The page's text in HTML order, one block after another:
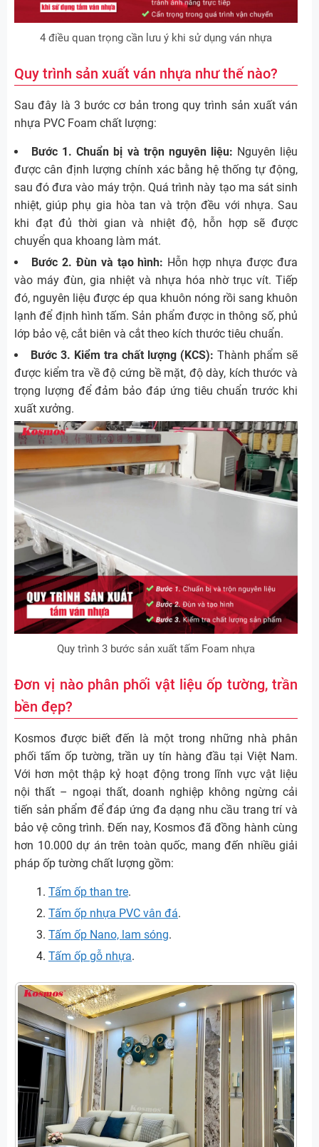
4 điều quan trọng cần lưu ý khi sử dụng ván nhựa
Quy trình sản xuất ván nhựa như thế nào?
Sau đây là 3 bước cơ bản trong quy trình sản xuất ván
nhựa PVC Foam chất lượng:
Bước 1. Chuẩn bị và trộn nguyên liệu: Nguyên liệu
được cân định lượng chính xác bằng hệ thống tự động,
sau đó đưa vào máy trộn. Quá trình này tạo ma sát sinh
nhiệt, giúp phụ gia hòa tan và trộn đều với nhựa. Sau
khi đạt đủ thời gian và nhiệt độ, hỗn hợp sẽ được
chuyển qua khoang làm mát.
Bước 2. Đùn và tạo hình: Hỗn hợp nhựa được đưa
vào máy đùn, gia nhiệt và nhựa hóa nhờ trục vít. Tiếp
đó, nguyên liệu được ép qua khuôn nóng rồi sang khuôn
lạnh để định hình tấm. Sản phẩm được in thông số, phủ
lớp bảo vệ, cắt biên và cắt theo kích thước tiêu chuẩn.
Bước 3. Kiểm tra chất lượng (KCS): Thành phẩm sẽ
được kiểm tra về độ cứng bề mặt, độ dày, kích thước và
trọng lượng để đảm bảo đáp ứng tiêu chuẩn trước khi
xuất xưởng.
Quy trình 3 bước sản xuất tấm Foam nhựa
Đơn vị nào phân phối vật liệu ốp tường, trần
bền đẹp?
Kosmos được biết đến là một trong những nhà phân
phối tấm ốp tường, trần uy tín hàng đầu tại Việt Nam.
Với hơn một thập kỷ hoạt động trong lĩnh vực vật liệu
nội thất – ngoại thất, doanh nghiệp không ngừng cải
tiến sản phẩm để đáp ứng đa dạng nhu cầu trang trí và
bảo vệ công trình. Đến nay, Kosmos đã đồng hành cùng
hơn 10.000 dự án trên toàn quốc, mang đến nhiều giải
pháp ốp tường chất lượng gồm:
Tấm ốp than tre.
Tấm ốp nhựa PVC vân đá.
Tấm ốp Nano, lam sóng.
Tấm ốp gỗ nhựa.